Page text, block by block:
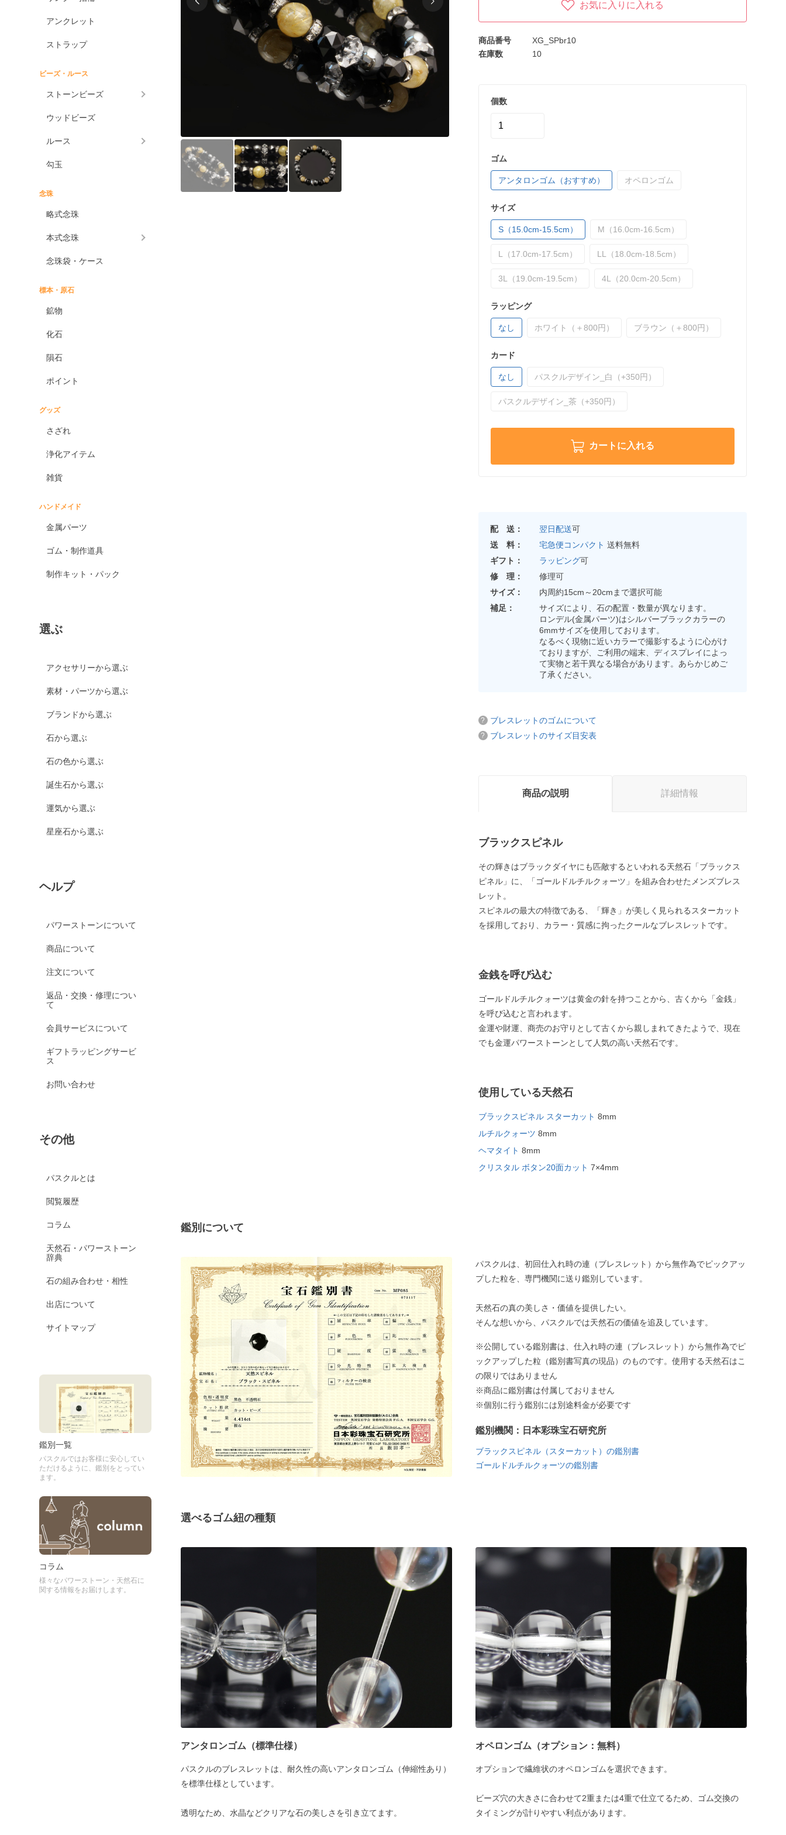
アンクレット
ストラップ
ビーズ・ルース
ストーンビーズ
ウッドビーズ
ルース
勾玉
念珠
略式念珠
本式念珠
念珠袋・ケース
標本・原石
鉱物
化石
隕石
ポイント
グッズ
さざれ
浄化アイテム
雑貨
ハンドメイド
金属パーツ
ゴム・制作道具
制作キット・パック
選ぶ
アクセサリーから選ぶ
素材・パーツから選ぶ
ブランドから選ぶ
石から選ぶ
石の色から選ぶ
誕生石から選ぶ
運気から選ぶ
星座石から選ぶ
ヘルプ
パワーストーンについて
商品について
注文について
返品・交換・修理につい
て
会員サービスについて
ギフトラッピングサービ
ス
お問い合わせ
その他
パスクルとは
閲覧履歴
コラム
天然石・パワーストーン
辞典
石の組み合わせ・相性
出店について
サイトマップ
鑑別一覧
パスクルではお客様に安心してい
ただけるように、鑑別をとってい
ます。
コラム
様々なパワーストーン・天然石に
関する情報をお届けします。
お気に入りに入れる
商品番号
XG_SPbr10
在庫数
10
個数
ゴム
アンタロンゴム（おすすめ） オペロンゴム
サイズ
S（15.0cm-15.5cm） M（16.0cm-16.5cm）
L（17.0cm-17.5cm） LL（18.0cm-18.5cm）
3L（19.0cm-19.5cm） 4L（20.0cm-20.5cm）
ラッピング
なし ホワイト（＋800円） ブラウン（＋800円）
カード
なし パスクルデザイン_白（+350円）
パスクルデザイン_茶（+350円）
カートに入れる
配 送： 翌日配送可
送 料：
宅急便コンパクト 送料無料
ギフト：
ラッピング可
修 理：
修理可
サイズ：
内周約15cm～20cmまで選択可能
補足：
サイズにより、石の配置・数量が異なります。
ロンデル(金属パーツ)はシルバーブラックカラーの
6mmサイズを使用しております。
なるべく現物に近いカラーで撮影するように心がけ
ておりますが、ご利用の端末、ディスプレイによっ
て実物と若干異なる場合があります。あらかじめご
了承ください。
ブレスレットのゴムについて
ブレスレットのサイズ目安表
商品の説明 詳細情報
ブラックスピネル
その輝きはブラックダイヤにも匹敵するといわれる天然石「ブラックス
ピネル」に、「ゴールドルチルクォーツ」を組み合わせたメンズブレス
レット。
スピネルの最大の特徴である、「輝き」が美しく見られるスターカット
を採用しており、カラー・質感に拘ったクールなブレスレットです。
金銭を呼び込む
ゴールドルチルクォーツは黄金の針を持つことから、古くから「金銭」
を呼び込むと言われます。
金運や財運、商売のお守りとして古くから親しまれてきたようで、現在
でも金運パワーストーンとして人気の高い天然石です。
使用している天然石
ブラックスピネル スターカット 8mm
ルチルクォーツ 8mm
ヘマタイト 8mm
クリスタル ボタン20面カット 7×4mm
鑑別について
パスクルは、初回仕入れ時の連（ブレスレット）から無作為でピックアッ
プした粒を、専門機関に送り鑑別しています。
天然石の真の美しさ・価値を提供したい。
そんな想いから、パスクルでは天然石の価値を追及しています。
※公開している鑑別書は、仕入れ時の連（ブレスレット）から無作為でピ
ックアップした粒（鑑別書写真の現品）のものです。使用する天然石はこ
の限りではありません
※商品に鑑別書は付属しておりません
※個別に行う鑑別には別途料金が必要です
鑑別機関：日本彩珠宝石研究所
ブラックスピネル（スターカット）の鑑別書
ゴールドルチルクォーツの鑑別書
選べるゴム紐の種類
アンタロンゴム（標準仕様）
パスクルのブレスレットは、耐久性の高いアンタロンゴム（伸縮性あり）
を標準仕様としています。
透明なため、水晶などクリアな石の美しさを引き立てます。
オペロンゴム（オプション：無料）
オプションで繊維状のオペロンゴムを選択できます。
ビーズ穴の大きさに合わせて2重または4重で仕立てるため、ゴム交換の
タイミングが計りやすい利点があります。